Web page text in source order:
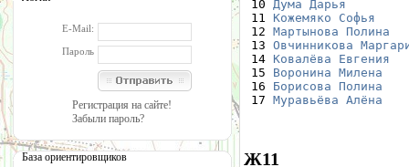
E-Mail:
Пароль
Регистрация на сайте!
Забыли пароль?
База ориентировщиков
10 Дума Дарья
11 Кожемяко Софья
12 Мартынова Полина
13 Овчинникова
14 Ковалёва Евгения
15 Воронина Милена
16 Борисова Полина
17 Муравьёва Алёна
Ж11